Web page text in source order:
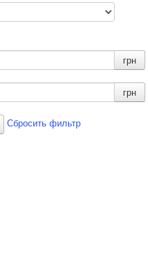
грн
грн
Сбросить фильтр